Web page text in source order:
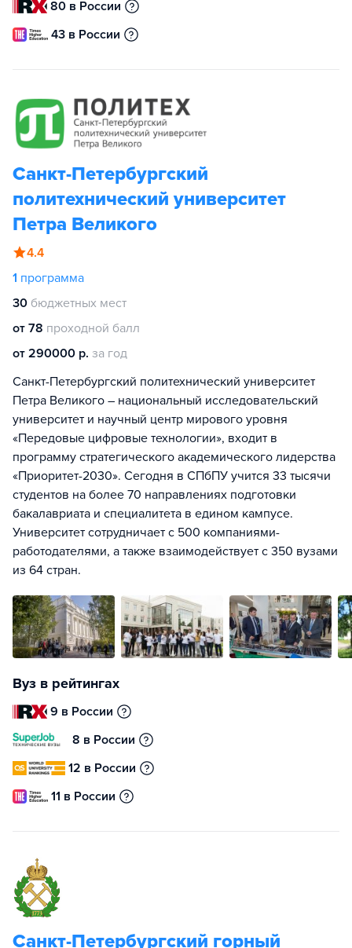
80 в России
43 в России
Санкт-Петербургский
политехнический университет
Петра Великого
4.4
1 программа
30 бюджетных мест
от 78 проходной балл
от 290000 р. за год
Санкт-Петербургский политехнический университет
Петра Великого – национальный исследовательский
университет и научный центр мирового уровня
«Передовые цифровые технологии», входит в
программу стратегического академического лидерства
«Приоритет-2030». Сегодня в СПбПУ учится 33 тысячи
студентов на более 70 направлениях подготовки
бакалавриата и специалитета в едином кампусе.
Университет сотрудничает с 500 компаниями-
работодателями, а также взаимодействует с 350 вузами
из 64 стран.
Вуз в рейтингах
9 в России
8 в России
12 в России
11 в России
Санкт-Петербургский горный